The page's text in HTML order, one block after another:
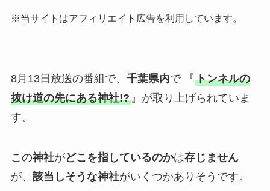
※当サイトはアフィリエイト広告を利用しています。
8月13日放送の番組で、 千葉県内で 『トンネルの
抜け道の先にある神社!?』が取り上げられていま
す。
この神社がどこを指しているのかは存じません
が、 該当しそうな神社がいくつかありそうです。